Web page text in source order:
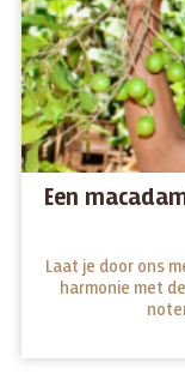
Een
Laat je door ons
harmonie met